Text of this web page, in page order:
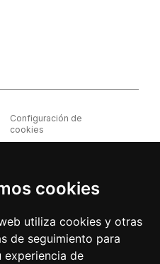
cookies
utiliza cookies y otras
de seguimiento para
experiencia de
Configuración de
cookies
Política de privacidad
Aviso Legal